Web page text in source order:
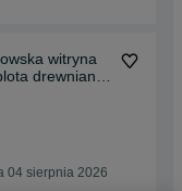
witryna
drewniana
04 sierpnia 2026